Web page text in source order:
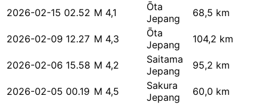
2026-02-15 02.52 M 4,1
Ōta
Jepang
68,5 km
2026-02-09 12.27 M 4,3
Ōta
Jepang
104,2 km
2026-02-06 15.58 M 4,2
Saitama
Jepang
95,2 km
2026-02-05 00.19 M 4,5
Sakura
Jepang
60,0 km